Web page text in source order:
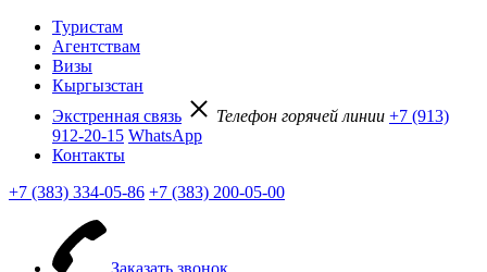
Туристам
Агентствам
Визы
Кыргызстан
Экстренная связь
Телефон горячей линии +7 (913)
912-20-15 WhatsApp
Контакты
+7 (383) 334-05-86 +7 (383) 200-05-00
Заказать звонок